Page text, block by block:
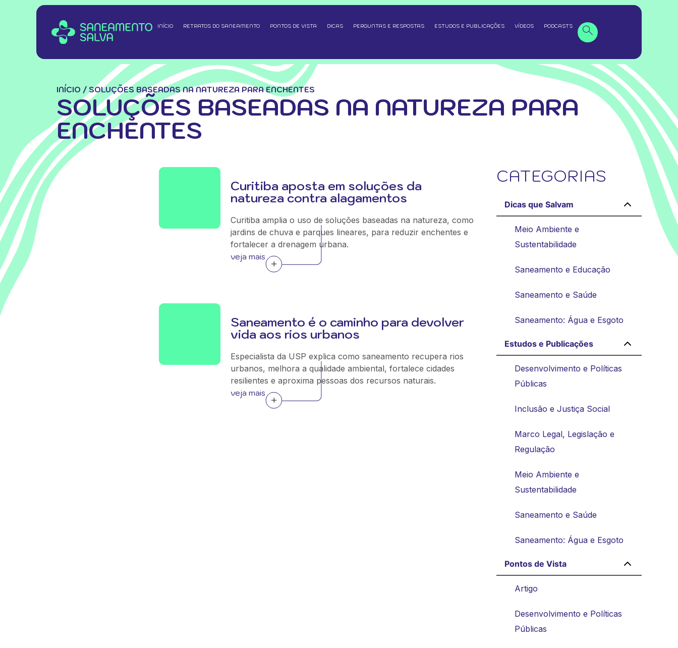
INÍCIO RETRATOS DO SANEAMENTO PONTOS DE VISTA DICAS PERGUNTAS E RESPOSTAS ESTUDOS E PUBLICAÇÕES VÍDEOS PODCASTS
INÍCIO / SOLUÇÕES BASEADAS NA NATUREZA PARA ENCHENTES
SOLUÇÕES BASEADAS NA NATUREZA PARA
ENCHENTES
Curitiba aposta em soluções da
natureza contra alagamentos
Curitiba amplia o uso de soluções baseadas na natureza, como
jardins de chuva e parques lineares, para reduzir enchentes e
fortalecer a drenagem urbana.
veja mais
Saneamento é o caminho para devolver
vida aos rios urbanos
Especialista da USP explica como saneamento recupera rios
urbanos, melhora a qualidade ambiental, fortalece cidades
resilientes e aproxima pessoas dos recursos naturais.
veja mais
CATEGORIAS
Dicas que Salvam
Meio Ambiente e
Sustentabilidade
Saneamento e Educação
Saneamento e Saúde
Saneamento: Água e Esgoto
Estudos e Publicações
Desenvolvimento e Políticas
Públicas
Inclusão e Justiça Social
Marco Legal, Legislação e
Regulação
Meio Ambiente e
Sustentabilidade
Saneamento e Saúde
Saneamento: Água e Esgoto
Pontos de Vista
Artigo
Desenvolvimento e Políticas
Públicas